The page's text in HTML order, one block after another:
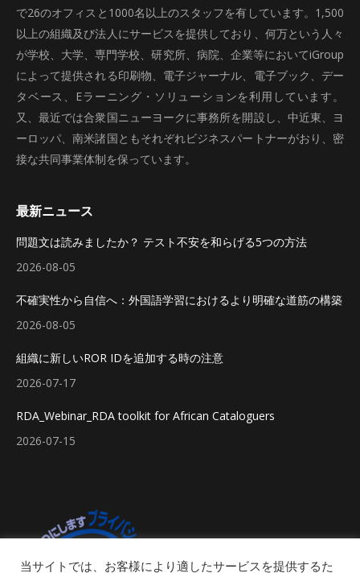
で26のオフィスと1000名以上のスタッフを有しています。1,500
以上の組織及び法人にサービスを提供しており、何万という人々
が学校、大学、専門学校、研究所、病院、企業等においてiGroup
によって提供される印刷物、電子ジャーナル、電子ブック、デー
タベース、Eラーニング・ソリューションを利用しています。
又、最近では合衆国ニューヨークに事務所を開設し、中近東、ヨ
ーロッパ、南米諸国ともそれぞれビジネスパートナーがおり、密
接な共同事業体制を保っています。
最新ニュース
問題文は読みましたか？ テスト不安を和らげる5つの方法
2026-08-05
不確実性から自信へ：外国語学習におけるより明確な道筋の構築
2026-08-05
組織に新しいROR IDを追加する時の注意
2026-07-17
RDA_Webinar_RDA toolkit for African Cataloguers
2026-07-15
当サイトでは、お客様により適したサービスを提供するた